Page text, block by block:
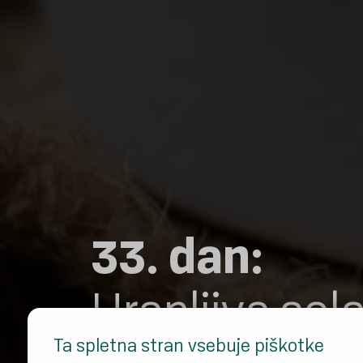
Ta spletna stran vsebuje piškotke
33. dan:
Hranljiva